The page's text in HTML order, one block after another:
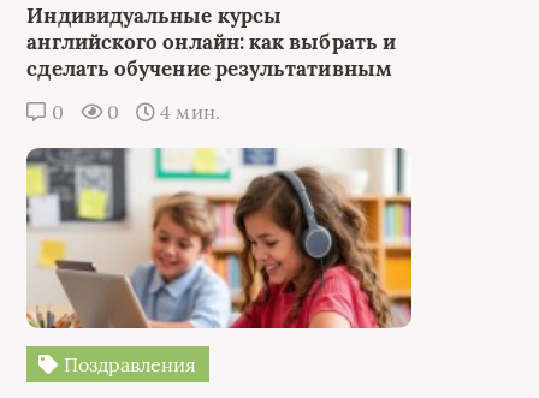
Индивидуальные курсы
английского онлайн: как выбрать и
сделать обучение результативным
0 0 4 мин.
Поздравления